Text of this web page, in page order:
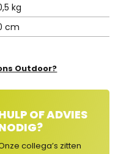
kg
cm
Outdoor?
OF ADVIES
collega’s zitten